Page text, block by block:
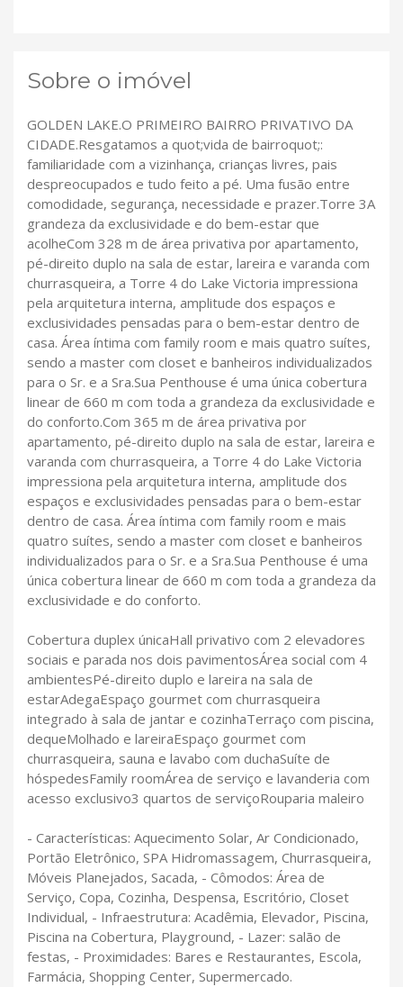
Sobre o imóvel
GOLDEN LAKE.O PRIMEIRO BAIRRO PRIVATIVO DA
CIDADE.Resgatamos a quot;vida de bairroquot;:
familiaridade com a vizinhança, crianças livres, pais
despreocupados e tudo feito a pé. Uma fusão entre
comodidade, segurança, necessidade e prazer.Torre 3A
grandeza da exclusividade e do bem-estar que
acolheCom 328 m de área privativa por apartamento,
pé-direito duplo na sala de estar, lareira e varanda com
churrasqueira, a Torre 4 do Lake Victoria impressiona
pela arquitetura interna, amplitude dos espaços e
exclusividades pensadas para o bem-estar dentro de
casa. Área íntima com family room e mais quatro suítes,
sendo a master com closet e banheiros individualizados
para o Sr. e a Sra.Sua Penthouse é uma única cobertura
linear de 660 m com toda a grandeza da exclusividade e
do conforto.Com 365 m de área privativa por
apartamento, pé-direito duplo na sala de estar, lareira e
varanda com churrasqueira, a Torre 4 do Lake Victoria
impressiona pela arquitetura interna, amplitude dos
espaços e exclusividades pensadas para o bem-estar
dentro de casa. Área íntima com family room e mais
quatro suítes, sendo a master com closet e banheiros
individualizados para o Sr. e a Sra.Sua Penthouse é uma
única cobertura linear de 660 m com toda a grandeza da
exclusividade e do conforto.
Cobertura duplex únicaHall privativo com 2 elevadores
sociais e parada nos dois pavimentosÁrea social com 4
ambientesPé-direito duplo e lareira na sala de
estarAdegaEspaço gourmet com churrasqueira
integrado à sala de jantar e cozinhaTerraço com piscina,
dequeMolhado e lareiraEspaço gourmet com
churrasqueira, sauna e lavabo com duchaSuíte de
hóspedesFamily roomÁrea de serviço e lavanderia com
acesso exclusivo3 quartos de serviçoRouparia maleiro
- Características: Aquecimento Solar, Ar Condicionado,
Portão Eletrônico, SPA Hidromassagem, Churrasqueira,
Móveis Planejados, Sacada, - Cômodos: Área de
Serviço, Copa, Cozinha, Despensa, Escritório, Closet
Individual, - Infraestrutura: Acadêmia, Elevador, Piscina,
Piscina na Cobertura, Playground, - Lazer: salão de
festas, - Proximidades: Bares e Restaurantes, Escola,
Farmácia, Shopping Center, Supermercado.